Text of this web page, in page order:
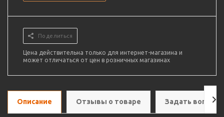
Поделиться
Цена действительна только для интернет-магазина и
может отличаться от цен в розничных магазинах
Описание Отзывы о товаре Задать вопрос